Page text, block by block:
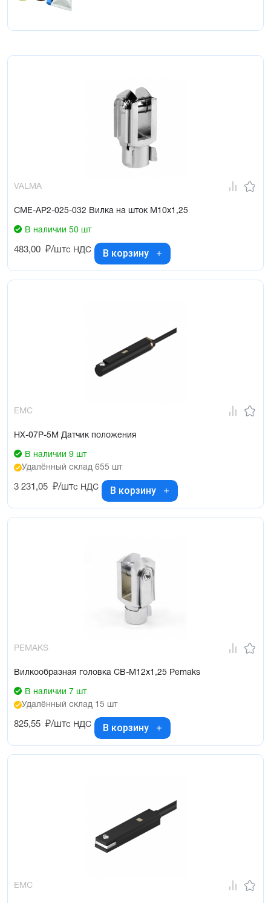
VALMA
CME-AP2-025-032 Вилка на шток M10x1,25
В наличии 50 шт
483,00 ₽/штс НДС В корзину
EMC
HX-07P-5M Датчик положения
В наличии 9 шт
Удалённый склад 655 шт
3 231,05 ₽/штс НДС В корзину
PEMAKS
Вилкообразная головка CB-M12x1,25 Pemaks
В наличии 7 шт
Удалённый склад 15 шт
825,55 ₽/штс НДС В корзину
EMC